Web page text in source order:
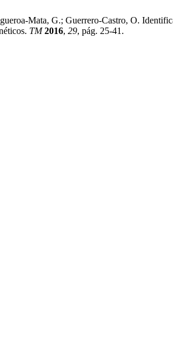
Mata, G.; Guerrero-Castro, O.
TM 2016, 29, pág. 25-41.